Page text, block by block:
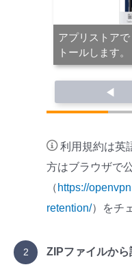
アプリストア
トールします。
◀
利用規約は英
方はブラウザで
（https://
retention/）をチ
ZIPファイルか